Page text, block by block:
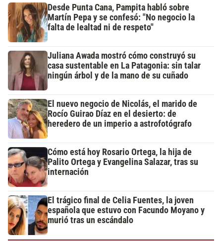
Desde Punta Cana, Pampita habló sobre
Martín Pepa y se confesó: "No negocio la
falta de lealtad ni de respeto"
Juliana Awada mostró cómo construyó su
casa sustentable en La Patagonia: sin talar
ningún árbol y de la mano de su cuñado
El nuevo negocio de Nicolás, el marido de
Rocío Guirao Díaz en el desierto: de
heredero de un imperio a astrofotógrafo
Cómo está hoy Rosario Ortega, la hija de
Palito Ortega y Evangelina Salazar, tras su
internación
El trágico final de Celia Fuentes, la joven
española que estuvo con Facundo Moyano y
murió tras un escándalo